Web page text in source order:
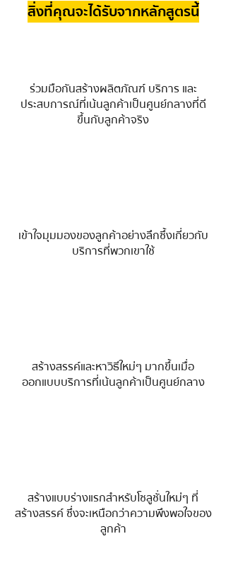
สิ่งที่คุณจะได้รับจากหลักสูตรนี้
ร่วมมือกันสร้างผลิตภัณฑ์ บริการ และ
ประสบการณ์ที่เน้นลูกค้าเป็นศูนย์กลางที่ดี
ขึ้นกับลูกค้าจริง
เข้าใจมุมมองของลูกค้าอย่างลึกซึ้งเกี่ยวกับ
บริการที่พวกเขาใช้
สร้างสรรค์และหาวิธีใหม่ๆ มากขึ้นเมื่อ
ออกแบบบริการที่เน้นลูกค้าเป็นศูนย์กลาง
สร้างแบบร่างแรกสำหรับโซลูชั่นใหม่ๆ ที่
สร้างสรรค์ ซึ่งจะเหนือกว่าความพึงพอใจของ
ลูกค้า